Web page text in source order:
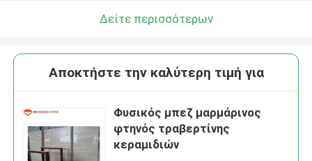
Δείτε περισσότερων
Αποκτήστε την καλύτερη τιμή για
Φυσικός μπεζ μαρμάρινος
φτηνός τραβερτίνης
κεραμιδιών